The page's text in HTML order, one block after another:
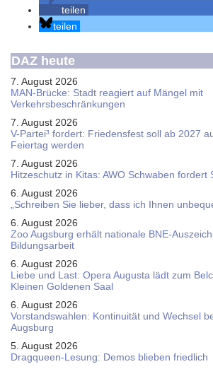
teilen
teilen
DAZ heute
7. August 2026
MAN-Brücke: Stadt reagiert auf Mängel mit
Verkehrsbeschränkungen
7. August 2026
V-Partei­³ fordert: Friedens­fest soll ab 2027
Feier­tag werden
7. August 2026
Hitzeschutz in Kitas: AWO Schwaben fordert
6. August 2026
„Schreiben Sie lieber, dass ich Ihnen
6. August 2026
Zoo Augsburg erhält nationale BNE-
Bildungsarbeit
6. August 2026
Liebe und Last: Opera Augusta lädt zum
Kleinen Goldenen Saal
6. August 2026
Vorstandswahlen: Kontinuität und Wechsel
Augsburg
5. August 2026
Dragqueen-Lesung: Demos blieben friedlich